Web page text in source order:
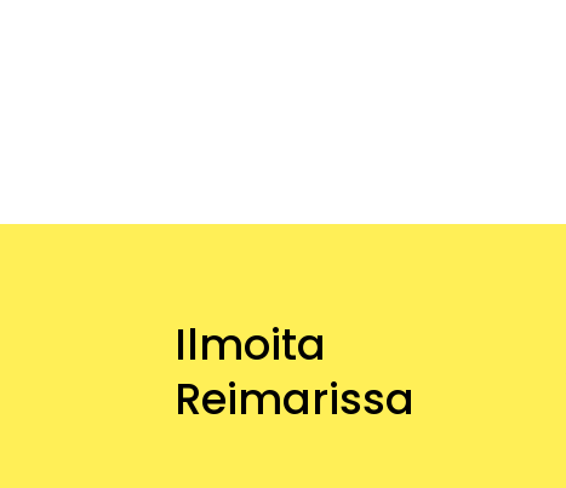
Ilmoita
Reimarissa